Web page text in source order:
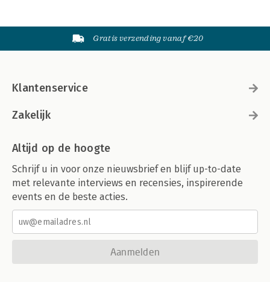
Gratis verzending vanaf €20
Klantenservice
Zakelijk
Altijd op de hoogte
Schrijf u in voor onze nieuwsbrief en blijf up-to-date
met relevante interviews en recensies, inspirerende
events en de beste acties.
Aanmelden